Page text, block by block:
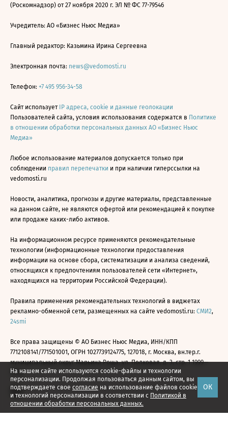
На нашем сайте используются cookie-файлы и технологии
персонализации. Продолжая пользоваться данным сайтом, вы
подтверждаете свое согласие на использование файлов cookie
и технологий персонализации в соответствии с Политикой в
отношении обработки персональных данных.
ОК
(Роскомнадзор) от 27 ноября 2020 г. ЭЛ № ФС 77-79546
Учредитель: АО «Бизнес Ньюс Медиа»
Главный редактор: Казьмина Ирина Сергеевна
Электронная почта: news@vedomosti.ru
Телефон: +7 495 956-34-58
Сайт использует IP адреса, cookie и данные геолокации
Пользователей сайта, условия использования содержатся в Политике
в отношении обработки персональных данных АО «Бизнес Ньюс
Медиа»
Любое использование материалов допускается только при
соблюдении правил перепечатки и при наличии гиперссылки на
vedomosti.ru
Новости, аналитика, прогнозы и другие материалы, представленные
на данном сайте, не являются офертой или рекомендацией к покупке
или продаже каких-либо активов.
На информационном ресурсе применяются рекомендательные
технологии (информационные технологии предоставления
информации на основе сбора, систематизации и анализа сведений,
относящихся к предпочтениям пользователей сети «Интернет»,
находящихся на территории Российской Федерации).
Правила применения рекомендательных технологий в виджетах
рекламно-обменной сети, размещенных на сайте vedomosti.ru: СМИ2,
24smi
Все права защищены © АО Бизнес Ньюс Медиа, ИНН/КПП
7712108141/771501001, ОГРН 1027739124775, 127018, г. Москва, вн.тер.г.
муниципальный округ Марьина Роща, ул. Полковая, д. 3, стр. 1 1999—
2026